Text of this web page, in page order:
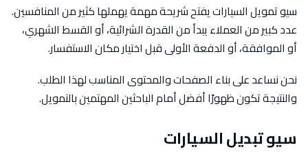
سيو تمويل السيارات يفتح شريحة مهمة يهملها كثير من المنافسين.
عدد كبير من العملاء يبدأ من القدرة الشرائية، أو القسط الشهري،
أو الموافقة، أو الدفعة الأولى قبل اختيار مكان الاستفسار.
نحن نساعد على بناء الصفحات والمحتوى المناسب لهذا الطلب.
والنتيجة تكون ظهورًا أفضل أمام الباحثين المهتمين بالتمويل.
سيو تبديل السيارات